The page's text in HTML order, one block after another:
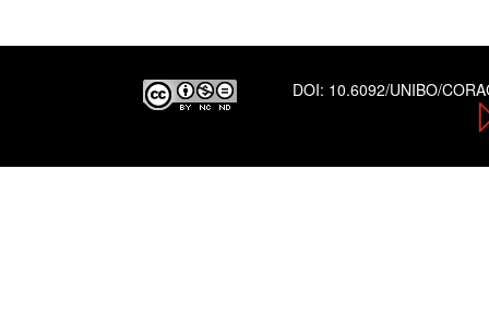
DOI: 10.6092/UNIBO/